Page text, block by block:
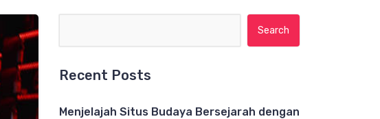
Recent Posts
Menjelajah Situs Budaya Bersejarah dengan